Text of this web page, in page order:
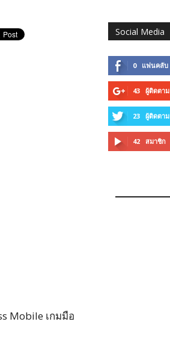
Mobile เกมมือ
Social Media
0 แฟนคลับ
43 ผู้ติดตาม
23 ผู้ติดตาม
42 สมาชิก